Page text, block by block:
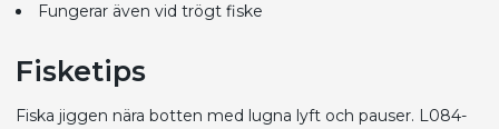
Fungerar även vid trögt fiske
Fisketips
Fiska jiggen nära botten med lugna lyft och pauser. L084-